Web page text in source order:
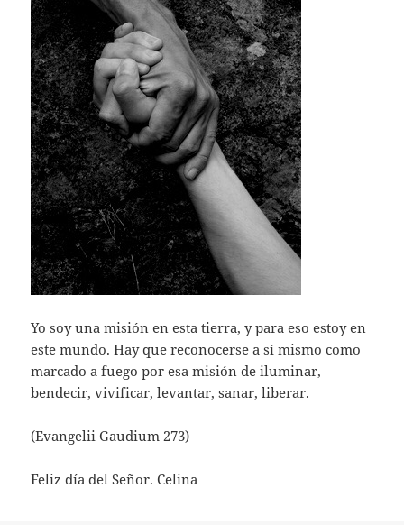
Yo soy una misión en esta tierra, y para eso estoy en
este mundo. Hay que reconocerse a sí mismo como
marcado a fuego por esa misión de iluminar,
bendecir, vivificar, levantar, sanar, liberar.
(Evangelii Gaudium 273)
Feliz día del Señor. Celina